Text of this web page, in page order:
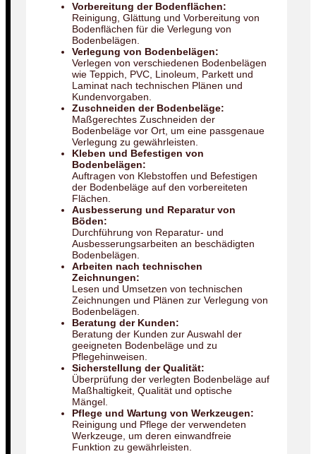
Vorbereitung der Bodenflächen:
Reinigung, Glättung und Vorbereitung von
Bodenflächen für die Verlegung von
Bodenbelägen.
Verlegung von Bodenbelägen:
Verlegen von verschiedenen Bodenbelägen
wie Teppich, PVC, Linoleum, Parkett und
Laminat nach technischen Plänen und
Kundenvorgaben.
Zuschneiden der Bodenbeläge:
Maßgerechtes Zuschneiden der
Bodenbeläge vor Ort, um eine passgenaue
Verlegung zu gewährleisten.
Kleben und Befestigen von
Bodenbelägen:
Auftragen von Klebstoffen und Befestigen
der Bodenbeläge auf den vorbereiteten
Flächen.
Ausbesserung und Reparatur von
Böden:
Durchführung von Reparatur- und
Ausbesserungsarbeiten an beschädigten
Bodenbelägen.
Arbeiten nach technischen
Zeichnungen:
Lesen und Umsetzen von technischen
Zeichnungen und Plänen zur Verlegung von
Bodenbelägen.
Beratung der Kunden:
Beratung der Kunden zur Auswahl der
geeigneten Bodenbeläge und zu
Pflegehinweisen.
Sicherstellung der Qualität:
Überprüfung der verlegten Bodenbeläge auf
Maßhaltigkeit, Qualität und optische
Mängel.
Pflege und Wartung von Werkzeugen:
Reinigung und Pflege der verwendeten
Werkzeuge, um deren einwandfreie
Funktion zu gewährleisten.